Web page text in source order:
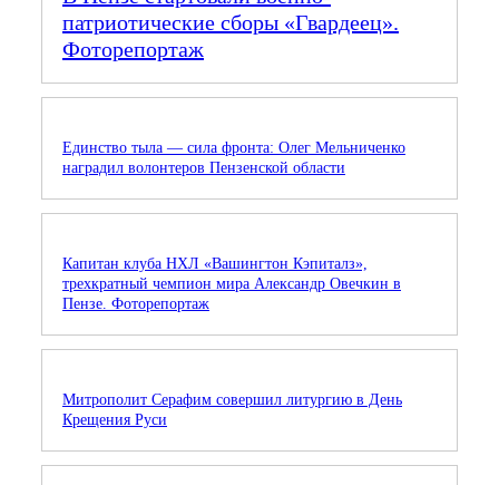
патриотические сборы «Гвардеец».
Фоторепортаж
Единство тыла — сила фронта: Олег Мельниченко
наградил волонтеров Пензенской области
Капитан клуба НХЛ «Вашингтон Кэпиталз»,
трехкратный чемпион мира Александр Овечкин в
Пензе. Фоторепортаж
Митрополит Серафим совершил литургию в День
Крещения Руси